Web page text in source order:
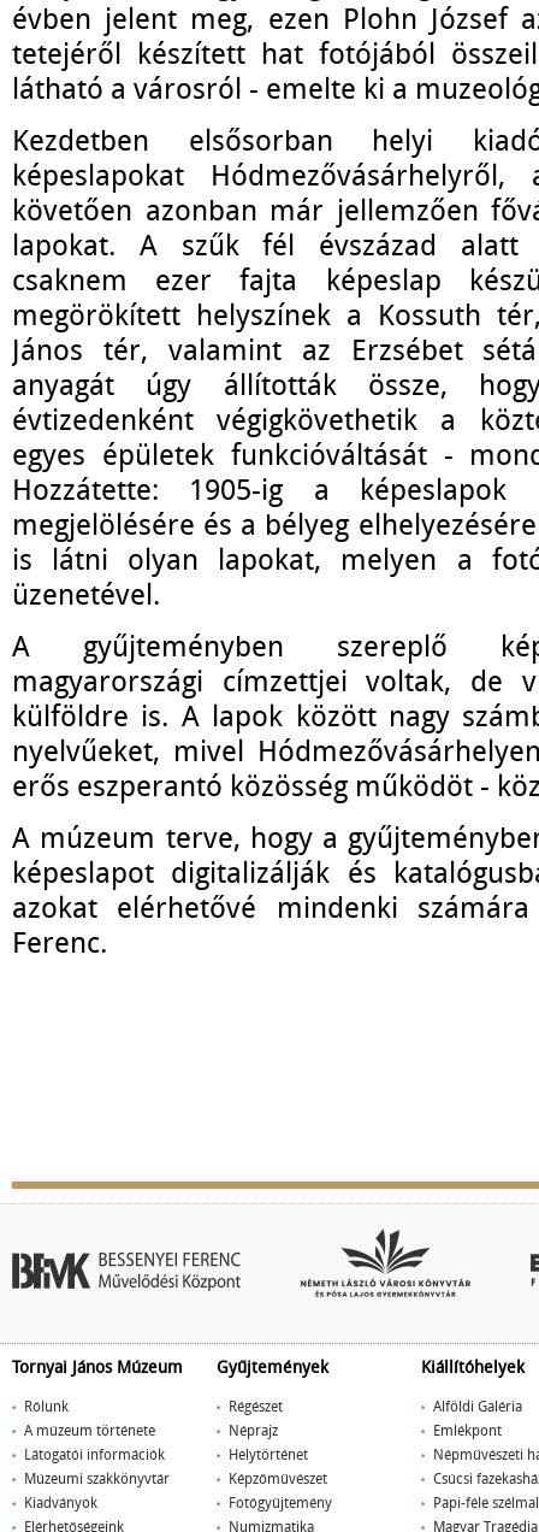
évben jelent meg, ezen Plohn József
tetejéről készített hat fotójából
látható a városról - emelte ki a
Kezdetben elsősorban helyi
képeslapokat
követően azonban már jellemzően
lapokat. A szűk fél évszázad alatt
csaknem ezer fajta képeslap
megörökített helyszínek a Kossuth
János tér, valamint az Erzsébet
anyagát úgy állították össze,
évtizedenként végigkövethetik a
egyes épületek funkcióváltását -
Hozzátette: 1905-ig a
megjelölésére és a bélyeg
is látni olyan lapokat, melyen a
üzenetével.
A gyűjteményben szereplő
magyarországi címzettjei voltak, de
külföldre is. A lapok között nagy
nyelvűeket, mivel
erős eszperantó közösség működöt -
A múzeum terve, hogy a
képeslapot digitalizálják és
azokat elérhetővé mindenki
Ferenc.
Tornyai János Múzeum
Rólunk
A múzeum története
Látogatói információk
Múzeumi szakkönyvtár
Kiadványok
Elérhetőségeink
Gyűjtemények
Régészet
Néprajz
Helytörténet
Képzőművészet
Fotógyűjtemény
Numizmatika
Kiállítóhelyek
Alföldi Galéria
Emlékpont
Népművészeti
Csúcsi
Papi-féle
Magyar